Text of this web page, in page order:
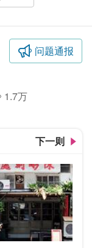
问题通报
1.7万
下一则